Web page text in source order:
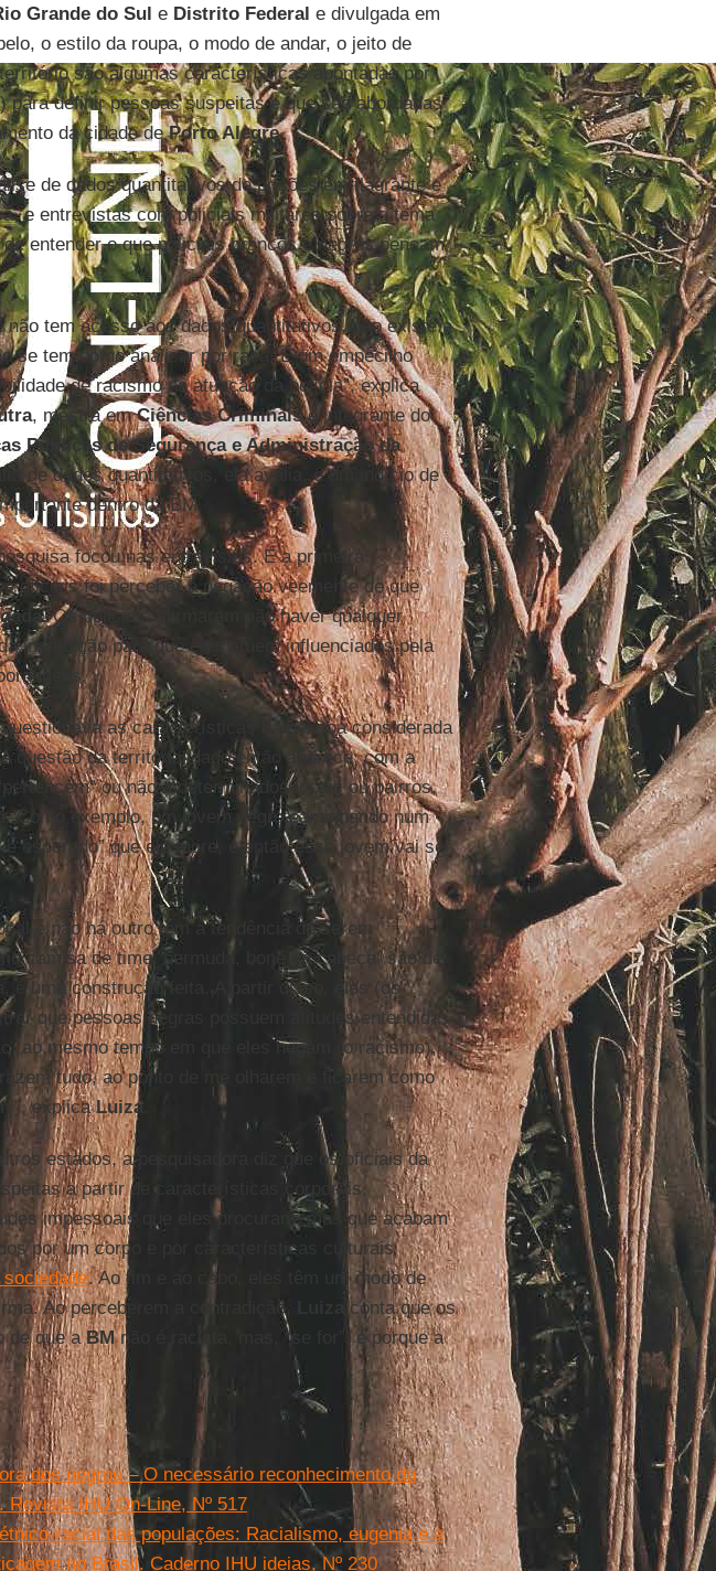
Grande do Sul e Distrito Federal e divulgada em
o estilo da roupa, o modo de andar, o jeito de
são algumas características apontadas por
para definir pessoas suspeitas e que são abordadas
da cidade dePorto Alegre.
de dados quantitativos de prisões em flagrante e
e entrevistas com policiais militares sobre o tema
entender o que policiais brancos e negros pensam
não tem acesso aos dados quantitativos, não existe a
se tem como analisar por raça. É um empecilho
de racismo na atuação da polícia”, explica
, mestra emCiências Criminaise integrante do
Públicas de Segurança e Administração da
de dados quantitativos, ela avalia, é um indício de
dentro da BM.
focou nas entrevistas. E a primeira
oficiais foi perceber a negação veemente de que
. Os policiais afirmaram não haver qualquer
instituição para que eles atuem influenciados pela
as características da pessoa considerada
questão da territorialidade então aparece, com a
ou não a determinados locais ou bairros,
Como exemplo, um jovem negro caminhando num
esperado” que ele more, e então esse jovem vai ser
e não há outro têm a tendência de serem
camisa de time, bermuda, boné na cabeça, são de
é uma construção feita. A partir disso, eles (os
que pessoas negras possuem atitudes entendidas
ao mesmo tempo em que eles negam (o racismo),
tudo, ao ponto de me olharem e ficarem como
explicaLuiza
estados, a pesquisadora diz que os oficiais da
a partir de características corporais,
impessoais que eles procuram, mas que acabam
por um corpo e por características culturais
. Ao fim e ao cabo, eles têm um modo de
Ao perceberem a contradição,
conta que os
de que aBMnão é racista, mas, “se for”, é porque a
dos negros – O necessário reconhecimento da
Revista IHU On-Line, Nº 517
racial das populações: Racialismo, eugenia e a
no Brasil. Caderno IHU ideias, Nº 230